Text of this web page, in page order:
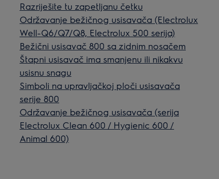
Razriješite tu zapetljanu četku
Održavanje bežičnog usisavača (Electrolux
Well-Q6/Q7/Q8, Electrolux 500 serija)
Bežični usisavač 800 sa zidnim nosačem
Štapni usisavač ima smanjenu ili nikakvu
usisnu snagu
Simboli na upravljačkoj ploči usisavača
serije 800
Održavanje bežičnog usisavača (serija
Electrolux Clean 600 / Hygienic 600 /
Animal 600)